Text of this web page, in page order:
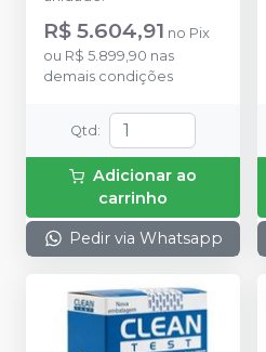
R$ 5.604,91 no Pix
ou R$ 5.899,90 nas
demais condições
Qtd :
Adicionar ao
carrinho
Pedir via Whatsapp